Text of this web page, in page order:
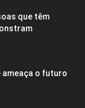
que têm
ameaça o futuro